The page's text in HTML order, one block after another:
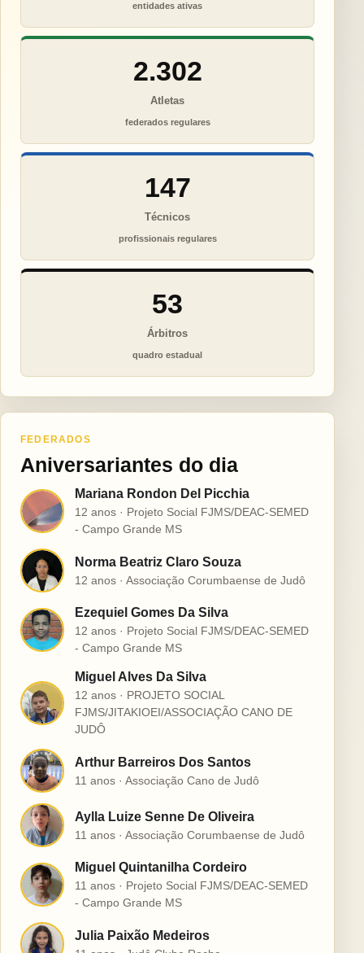
entidades ativas
2.302
Atletas
federados regulares
147
Técnicos
profissionais regulares
53
Árbitros
quadro estadual
FEDERADOS
Aniversariantes do dia
M
Mariana Rondon Del Picchia
12 anos · Projeto Social FJMS/DEAC-SEMED
- Campo Grande MS
N Norma Beatriz Claro Souza
12 anos · Associação Corumbaense de Judô
E
Ezequiel Gomes Da Silva
12 anos · Projeto Social FJMS/DEAC-SEMED
- Campo Grande MS
M
Miguel Alves Da Silva
12 anos · PROJETO SOCIAL
FJMS/JITAKIOEI/ASSOCIAÇÃO CANO DE
JUDÔ
A Arthur Barreiros Dos Santos
11 anos · Associação Cano de Judô
A Aylla Luize Senne De Oliveira
11 anos · Associação Corumbaense de Judô
M
Miguel Quintanilha Cordeiro
11 anos · Projeto Social FJMS/DEAC-SEMED
- Campo Grande MS
J Julia Paixão Medeiros